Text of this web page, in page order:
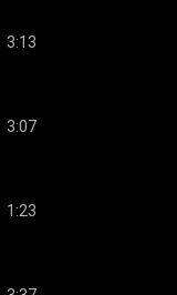
3:13
3:07
1:23